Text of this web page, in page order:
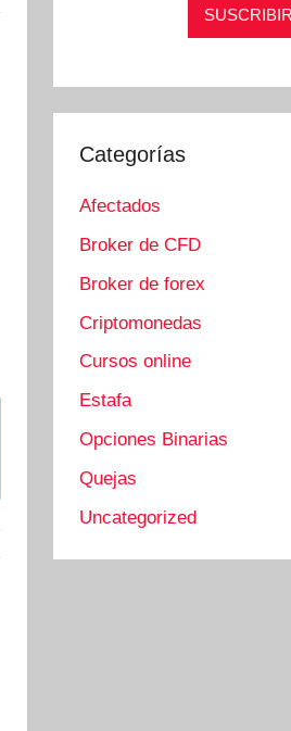
Categorías
Afectados
Broker de CFD
Broker de forex
Criptomonedas
Cursos online
Estafa
Opciones Binarias
Quejas
Uncategorized